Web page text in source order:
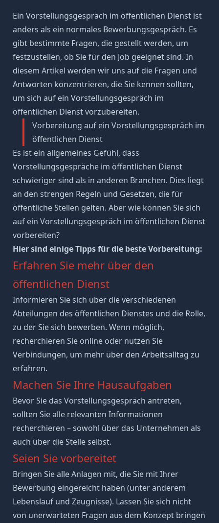
Ein Vorstellungsgespräch im öffentlichen Dienst ist
anders als ein normales Bewerbungsgespräch. Es
gibt bestimmte Fragen, die gestellt werden, um
festzustellen, ob Sie für den Job geeignet sind. In
diesem Artikel werden wir uns auf die Fragen und
Antworten konzentrieren, die Sie kennen sollten,
um sich auf ein Vorstellungsgespräch im
öffentlichen Dienst vorzubereiten.
Vorbereitung auf ein Vorstellungsgespräch im
öffentlichen Dienst
Es ist ein allgemeines Gefühl, dass
Vorstellungsgespräche im öffentlichen Dienst
schwieriger sind als in anderen Branchen. Dies liegt
an den strengen Regeln und Gesetzen, die für
öffentliche Stellen gelten. Aber wie können Sie sich
auf ein Vorstellungsgespräch im öffentlichen Dienst
vorbereiten?
Hier sind einige Tipps für die beste Vorbereitung:
Erfahren Sie mehr über den
öffentlichen Dienst
Informieren Sie sich über die verschiedenen
Abteilungen des öffentlichen Dienstes und die Rolle,
zu der Sie sich bewerben. Wenn möglich,
recherchieren Sie online oder nutzen Sie
Verbindungen, um mehr über den Arbeitsalltag zu
erfahren.
Machen Sie Ihre Hausaufgaben
Bevor Sie das Vorstellungsgespräch antreten,
sollten Sie alle relevanten Informationen
recherchieren – sowohl über das Unternehmen als
auch über die Stelle selbst.
Seien Sie vorbereitet
Bringen Sie alleAnlagen mit, die Sie mit Ihrer
Bewerbung eingereicht haben (unter anderem
Lebenslaufund Zeugnisse). Lassen Sie sich nicht
von unerwarteten Fragen aus dem Konzept bringen